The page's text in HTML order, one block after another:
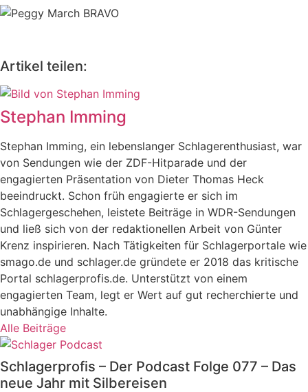
Artikel teilen:
Stephan Imming
Stephan Imming, ein lebenslanger Schlagerenthusiast, war
von Sendungen wie der ZDF-Hitparade und der
engagierten Präsentation von Dieter Thomas Heck
beeindruckt. Schon früh engagierte er sich im
Schlagergeschehen, leistete Beiträge in WDR-Sendungen
und ließ sich von der redaktionellen Arbeit von Günter
Krenz inspirieren. Nach Tätigkeiten für Schlagerportale wie
smago.de und schlager.de gründete er 2018 das kritische
Portal schlagerprofis.de. Unterstützt von einem
engagierten Team, legt er Wert auf gut recherchierte und
unabhängige Inhalte.
Alle Beiträge
Schlagerprofis – Der Podcast Folge 077 – Das
neue Jahr mit Silbereisen